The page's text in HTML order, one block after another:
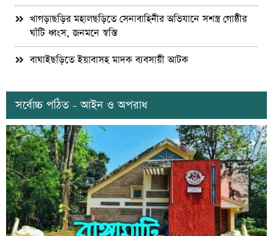
খাগড়াছড়ির মহালছড়িতে সেনাবাহিনীর অভিযানে সশস্ত্র গোষ্ঠীর
ঘাঁটি ধ্বংস, জনমনে স্বস্তি
বাঘাইছড়িতে ইয়াবাসহ মাদক ব্যবসায়ী আটক
সর্বোচ্চ পঠিত - আইন ও অপরাধ